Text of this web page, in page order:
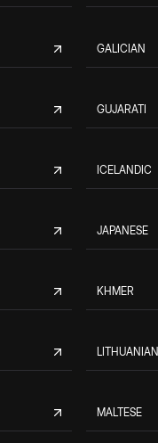
GALICIAN
GUJARATI
ICELANDIC
JAPANESE
KHMER
LITHUANIAN
MALTESE